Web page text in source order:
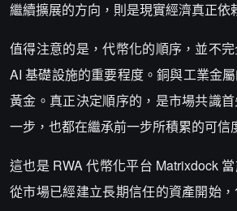
繼續擴展的方向，則是現實經濟真正依
值得注意的是，代幣化的順序，並不
AI 基礎設施的重要程度。銅與工業金
黃金。真正決定順序的，是市場共識
一步，也都在繼承前一步所積累的可信
這也是 RWA 代幣化平台 Matrixdock
從市場已經建立長期信任的資產開始